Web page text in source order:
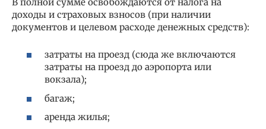
доходы и страховых взносов (при наличии
документов и целевом расходе денежных средств):
затраты на проезд (сюда же включаются
затраты на проезд до аэропорта или
вокзала);
багаж;
аренда жилья;